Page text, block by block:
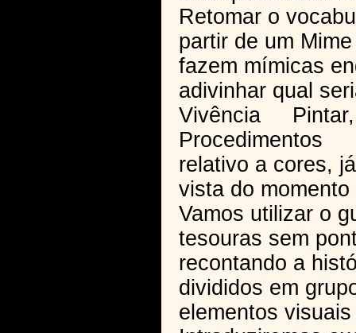
Retomar o
partir de um
fazem mímicas
adivinhar qual
Vivência Pintar,
Procedimentos
relativo a cores,
vista do
Vamos utilizar o
tesouras sem
recontando a
divididos em
elementos